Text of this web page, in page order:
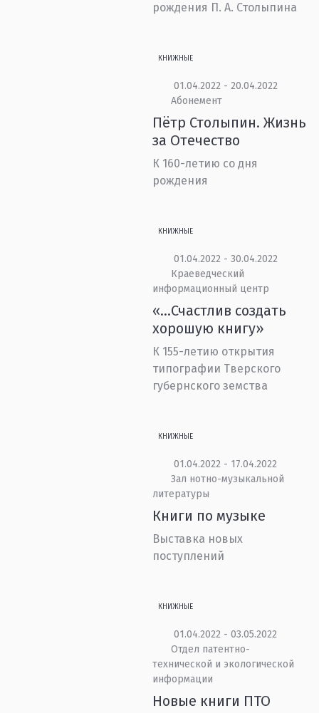
рождения П. А. Столыпина
КНИЖНЫЕ
01.04.2022 - 20.04.2022
Абонемент
Пётр Столыпин. Жизнь
за Отечество
К 160-летию со дня
рождения
КНИЖНЫЕ
01.04.2022 - 30.04.2022
Краеведческий
информационный центр
«…Счастлив создать
хорошую книгу»
К 155-летию открытия
типографии Тверского
губернского земства
КНИЖНЫЕ
01.04.2022 - 17.04.2022
Зал нотно-музыкальной
литературы
Книги по музыке
Выставка новых
поступлений
КНИЖНЫЕ
01.04.2022 - 03.05.2022
Отдел патентно-
технической и экологической
информации
Новые книги ПТО